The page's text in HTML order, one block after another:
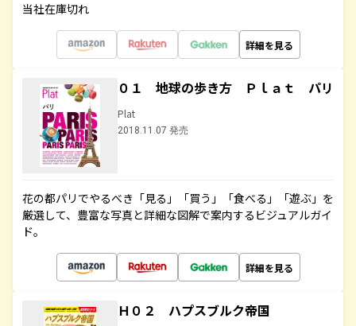
当社在庫切れ
詳細を見る
０１ 地球の歩き方 Ｐｌａｔ パリ
Plat
2018.11.07 発売
花の都パリでやるべき「見る」「買う」「食べる」「遊ぶ」を
厳選して、豊富な写真と詳細な図解で案内するビジュアルガイ
ド。
詳細を見る
Ｈ０２ ハプスブルク帝国